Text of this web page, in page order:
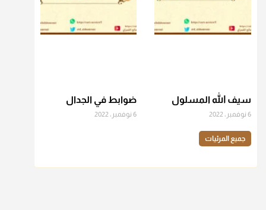
صراعهم مع متطلبات الحياة كبير
منذ 3 شهر
سيف الله المسلول
6 نوفمبر، 2022
ضوابط في الجدال
6 نوفمبر، 2022
جميع المرئيات